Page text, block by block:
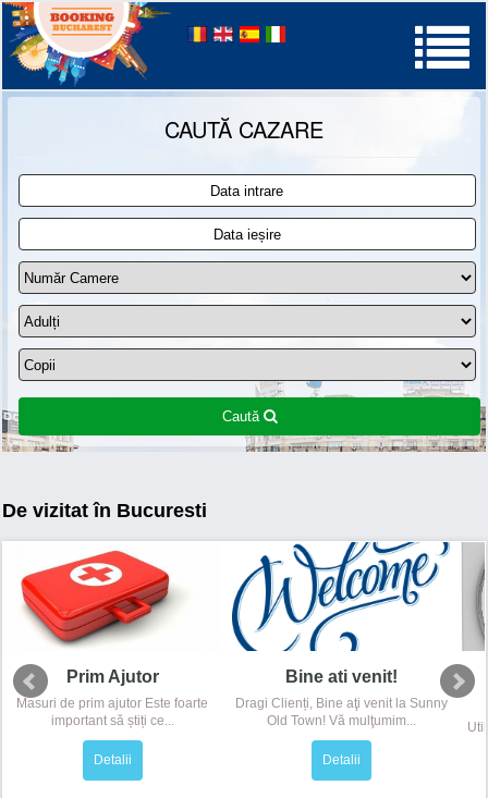
Palatul Parlamentului
CAUTĂ CAZARE
Caută
De vizitat în Bucuresti
Prim Ajutor
Masuri de prim ajutor Este foarte
important să știți ce...
Detalii
Bine ati venit!
Dragi Clienți, Bine aţi venit la Sunny
Old Town! Vă mulţumim...
Detalii